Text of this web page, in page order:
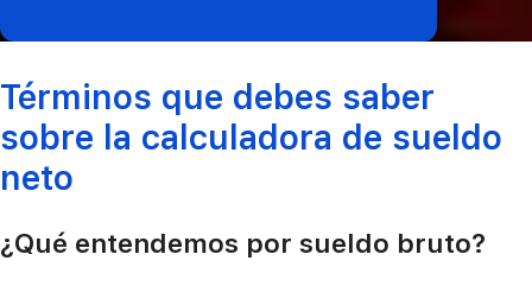
Términos que debes saber
sobre la calculadora de sueldo
neto
¿Qué entendemos por sueldo bruto?